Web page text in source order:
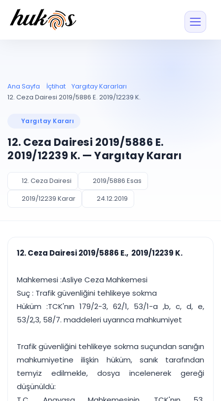
Entegrasyonu
UYAP ile otomatik
UYAP Evrak
Entegrasyonu
UETS Entegrasyonu
Tebligatları anında
Müvekkil ve taraf
Vekalet
PLANLAMA & TAKİP
Pano ve Takip
Duruşma ve görev
takvimi
Bildirim
Süreleri asla kaçırmayın
takibi
Tek panelde uçtan uca yönetim
UYAP & UETS entegrasyonundan finansa, hepsi bir arada.
Blog
Ücretsiz Başlayın Giriş Yap
Ana Sayfa İçtihat
Yargıtay Kararları
12. Ceza Dairesi 2019/5886 E. 2019/12239 K.
Yargıtay Kararı
12. Ceza Dairesi 2019/5886 E.
2019/12239 K. — Yargıtay Kararı
12. Ceza Dairesi
2019/5886 Esas
2019/12239 Karar
24.12.2019
12. Ceza Dairesi 2019/5886 E., 2019/12239 K.
Mahkemesi :Asliye Ceza Mahkemesi
Suç : Trafik güvenliğini tehlikeye sokma
Hüküm :TCK'nın 179/2-3, 62/1, 53/1-a ,b, c, d, e,
53/2,3, 58/7. maddeleri uyarınca mahkumiyet
Trafik güvenliğini tehlikeye sokma suçundan sanığın
mahkumiyetine ilişkin hüküm, sanık tarafından
temyiz edilmekle, dosya incelenerek gereği
düşünüldü: